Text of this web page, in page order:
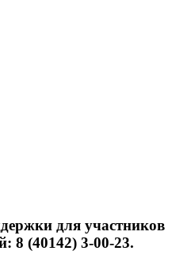
для участников
8 (40142) 3-00-23.